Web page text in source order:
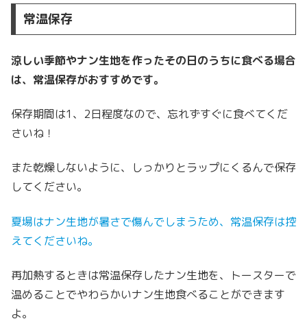
常温保存
涼しい季節やナン生地を作ったその日のうちに食べる場合
は、常温保存がおすすめです。
保存期間は1、2日程度なので、忘れずすぐに食べてくだ
さいね！
また乾燥しないように、しっかりとラップにくるんで保存
してください。
夏場はナン生地が暑さで傷んでしまうため、常温保存は控
えてくださいね。
再加熱するときは常温保存したナン生地を、トースターで
温めることでやわらかいナン生地食べることができます
よ。